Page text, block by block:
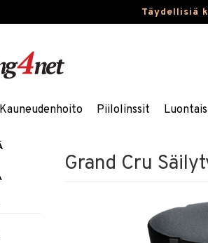
Täydellisiä
Kauneudenhoito Piilolinssit
Grand Cru